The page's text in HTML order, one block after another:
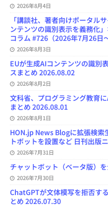
2026年8月4日
「講談社、著者向けポータル
ンテンツの識別表示を義務化
コラム #726（2026年7月26日
2026年8月3日
EUが生成AIコンテンツの識別
スまとめ 2026.08.02
2026年8月2日
文科省、プログラミング教育
まとめ 2026.08.01
2026年8月1日
HON.jp News Blogに拡張検索
トボットを設置など 日刊出版
2026年7月31日
チャットボット（ベータ版）
2026年7月30日
ChatGPTが文体模写を拒否す
とめ 2026.07.30